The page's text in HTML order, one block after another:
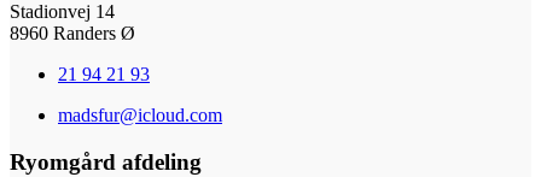
Stadionvej 14
8960 Randers Ø
21 94 21 93
madsfur@icloud.com
Ryomgård afdeling